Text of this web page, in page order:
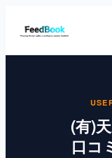
(有)
口コ